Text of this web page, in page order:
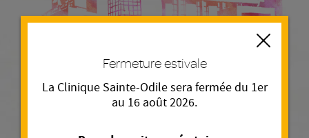
En savoir plus
Fermer
Fermeture estivale
La Clinique Sainte-Odile sera fermée du 1er
au 16 août 2026.